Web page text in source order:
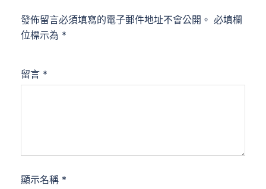
發佈留言必須填寫的電子郵件地址不會公開。 必填欄
位標示為 *
留言 *
顯示名稱 *